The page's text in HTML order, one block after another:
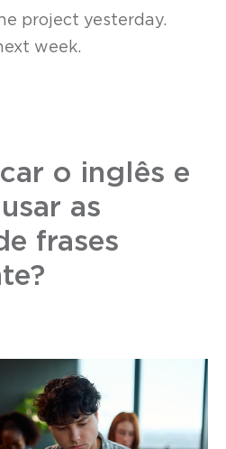
project yesterday.
week.
o inglês e
as
frases